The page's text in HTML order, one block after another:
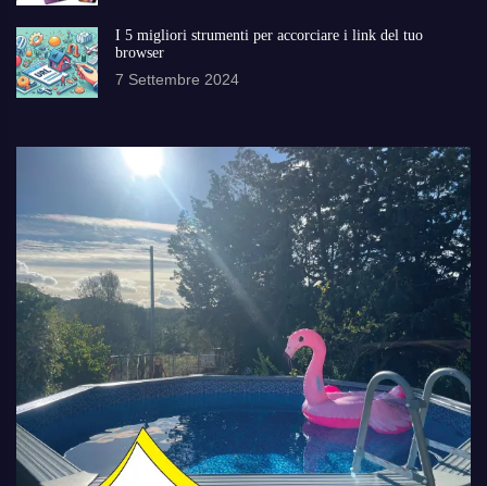
I 5 migliori strumenti per accorciare i link del tuo
browser
7 Settembre 2024